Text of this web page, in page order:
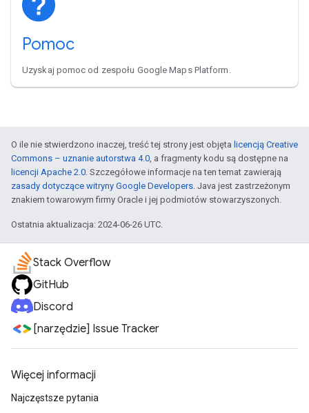
Pomoc
Uzyskaj pomoc od zespołu Google Maps Platform.
O ile nie stwierdzono inaczej, treść tej strony jest objęta licencją Creative
Commons – uznanie autorstwa 4.0 , a fragmenty kodu są dostępne na
licencji Apache 2.0 . Szczegółowe informacje na ten temat zawierają
zasady dotyczące witryny Google Developers . Java jest zastrzeżonym
znakiem towarowym firmy Oracle i jej podmiotów stowarzyszonych.
Ostatnia aktualizacja: 2024-06-26 UTC.
Stack Overflow
GitHub
Discord
[narzędzie] Issue Tracker
Więcej informacji
Najczęstsze pytania